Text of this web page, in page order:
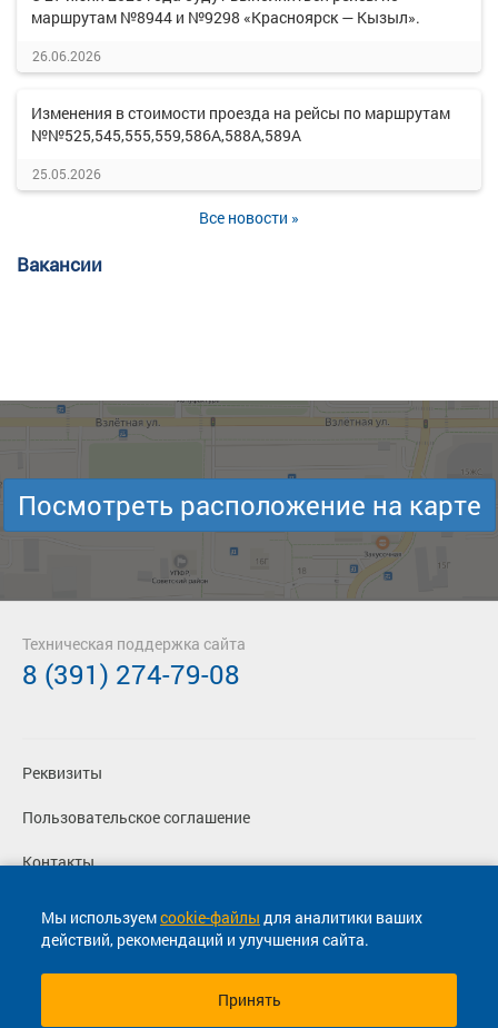
маршрутам №8944 и №9298 «Красноярск — Кызыл».
26.06.2026
Изменения в стоимости проезда на рейсы по маршрутам
№№525,545,555,559,586А,588А,589А
25.05.2026
Все новости »
Вакансии
Мы используемcookie-файлы для аналитики ваших
действий, рекомендаций и улучшения сайта.
Принять
Посмотреть расположение на карте
Реквизиты
Пользовательское соглашение
Контакты
Политика конфиденциальности
Перевозчикам
Техническая поддержка сайта
8 (391) 274-79-08
© 2013-2026, ООО "Капитал"- Онлайн сервис продажи